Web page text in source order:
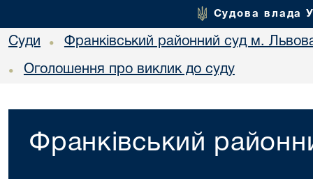
Судова влада
Суди • Франківський районний суд м.
• Оголошення про виклик до суду
Франківський